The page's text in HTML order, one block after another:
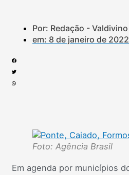
Por: Redação -
em: 8 de janeiro de 2022
Foto: Agência Brasil
Em agenda por municípios